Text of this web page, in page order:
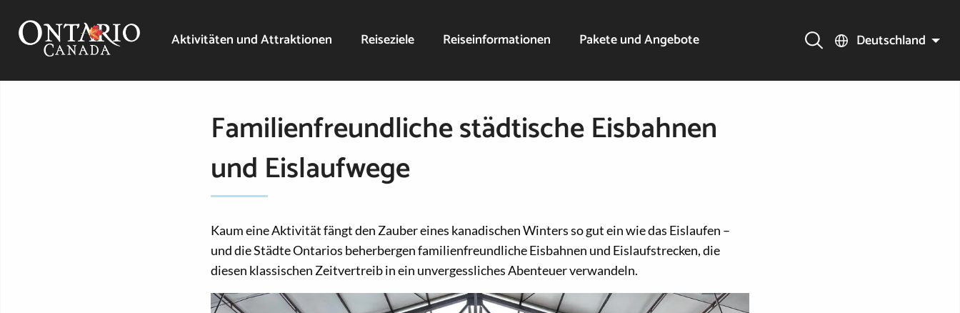
Aktivitäten und Attraktionen Reiseziele Reiseinformationen Pakete und Angebote Deutschland
Familienfreundliche städtische Eisbahnen
und Eislaufwege
Kaum eine Aktivität fängt den Zauber eines kanadischen Winters so gut ein wie das Eislaufen –
und die Städte Ontarios beherbergen familienfreundliche Eisbahnen und Eislaufstrecken, die
diesen klassischen Zeitvertreib in ein unvergessliches Abenteuer verwandeln.